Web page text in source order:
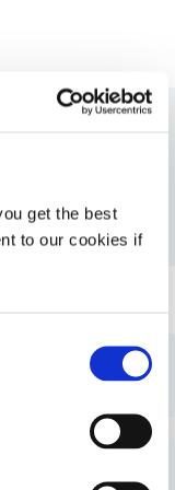
get the best
to our cookies if